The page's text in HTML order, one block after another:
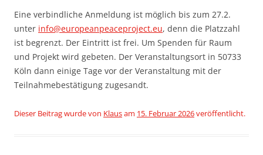
Eine verbindliche Anmeldung ist möglich bis zum 27.2.
unter info@europeanpeaceproject.eu, denn die Platzzahl
ist begrenzt. Der Eintritt ist frei. Um Spenden für Raum
und Projekt wird gebeten. Der Veranstaltungsort in 50733
Köln dann einige Tage vor der Veranstaltung mit der
Teilnahmebestätigung zugesandt.
Dieser Beitrag wurdevon Klausam 15. Februar 2026veröffentlicht.